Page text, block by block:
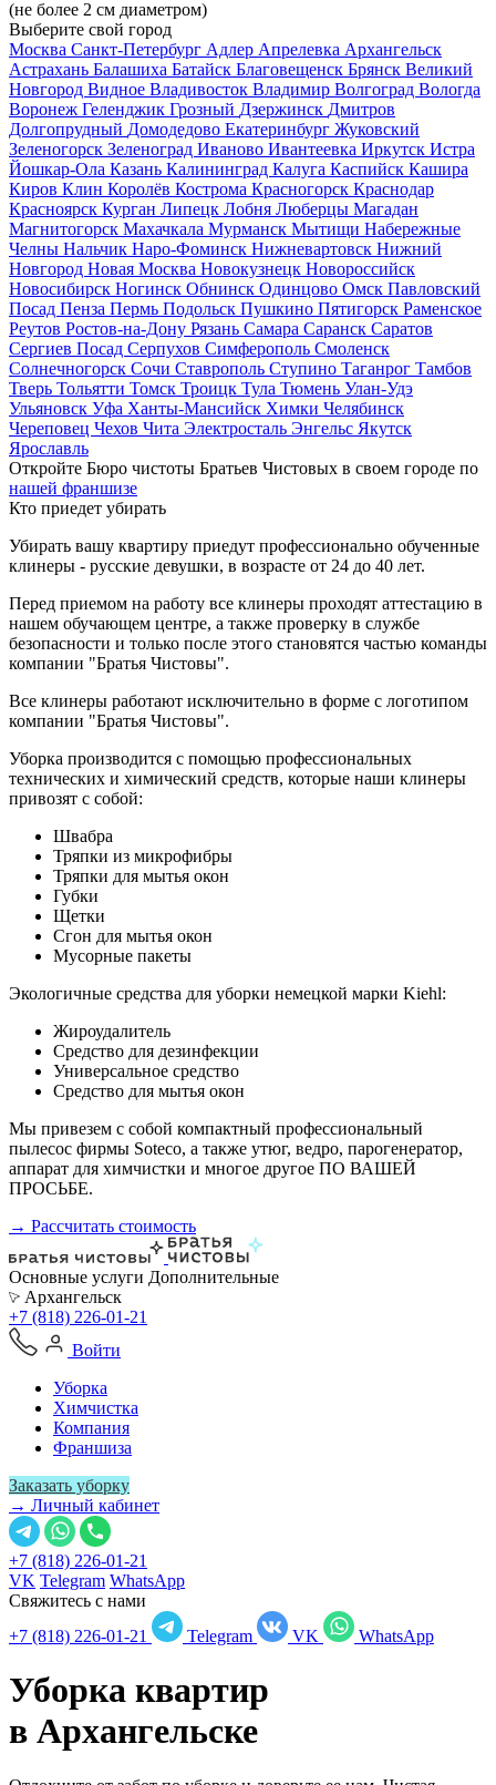
(не более 2 см диаметром)
Выберите свой город
Москва Санкт-Петербург Адлер Апрелевка Архангельск
Астрахань Балашиха Батайск Благовещенск Брянск Великий
Новгород Видное Владивосток Владимир Волгоград Вологда
Воронеж Геленджик Грозный Дзержинск Дмитров
Долгопрудный Домодедово Екатеринбург Жуковский
Зеленогорск Зеленоград Иваново Ивантеевка Иркутск Истра
Йошкар-Ола Казань Калининград Калуга Каспийск Кашира
Киров Клин Королёв Кострома Красногорск Краснодар
Красноярск Курган Липецк Лобня Люберцы Магадан
Магнитогорск Махачкала Мурманск Мытищи Набережные
Челны Нальчик Наро-Фоминск Нижневартовск Нижний
Новгород Новая Москва Новокузнецк Новороссийск
Новосибирск Ногинск Обнинск Одинцово Омск Павловский
Посад Пенза Пермь Подольск Пушкино Пятигорск Раменское
Реутов Ростов-на-Дону Рязань Самара Саранск Саратов
Сергиев Посад Серпухов Симферополь Смоленск
Солнечногорск Сочи Ставрополь Ступино Таганрог Тамбов
Тверь Тольятти Томск Троицк Тула Тюмень Улан-Удэ
Ульяновск Уфа Ханты-Мансийск Химки Челябинск
Череповец Чехов Чита Электросталь Энгельс Якутск
Ярославль
Откройте Бюро чистоты Братьев Чистовых в своем городе по
нашей франшизе
Кто приедет убирать
Убирать вашу квартиру приедут профессионально обученные
клинеры - русские девушки, в возрасте от 24 до 40 лет.
Перед приемом на работу все клинеры проходят аттестацию в
нашем обучающем центре, а также проверку в службе
безопасности и только после этого становятся частью команды
компании "Братья Чистовы".
Все клинеры работают исключительно в форме с логотипом
компании "Братья Чистовы".
Уборка производится с помощью профессиональных
технических и химический средств, которые наши клинеры
привозят с собой:
Швабра
Тряпки из микрофибры
Тряпки для мытья окон
Губки
Щетки
Сгон для мытья окон
Мусорные пакеты
Экологичные средства для уборки немецкой марки Kiehl:
Жироудалитель
Средство для дезинфекции
Универсальное средство
Средство для мытья окон
Мы привезем с собой компактный профессиональный
пылесос фирмы Soteco, а также утюг, ведро, парогенератор,
аппарат для химчистки и многое другое ПО ВАШЕЙ
ПРОСЬБЕ.
→ Рассчитать стоимость
Основные услуги Дополнительные
Архангельск
+7 (818) 226-01-21
Войти
Уборка
Химчистка
Компания
Франшиза
Заказать уборку
→ Личный кабинет
+7 (818) 226-01-21
VK Telegram WhatsApp
Свяжитесь с нами
+7 (818) 226-01-21
Telegram VK WhatsApp
Уборка квартир
в Архангельске